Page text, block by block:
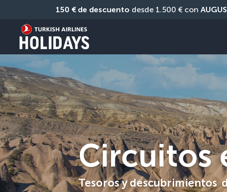
150 € de descuento desde 1.500 € con
Circuitos
Tesoros y descubrimientos